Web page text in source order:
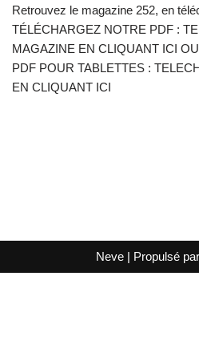
Retrouvez le magazine 252, en
TÉLÉCHARGEZ NOTRE PDF :
MAGAZINE EN CLIQUANT ICI
PDF POUR TABLETTES :
EN CLIQUANT ICI
Neve | Propulsé par